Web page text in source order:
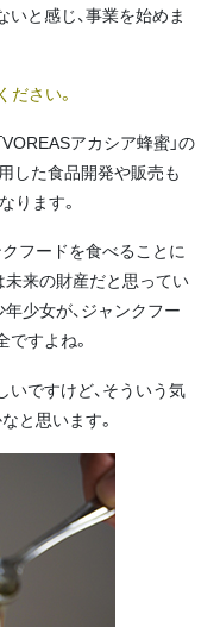
と感じ、事業を始めま
さい。
アカシア蜂蜜」の
した食品開発や販売も
ります。
フードを食べることに
来の財産だと思ってい
少女が、ジャンクフー
すよね。
ですけど、そういう気
と思います。